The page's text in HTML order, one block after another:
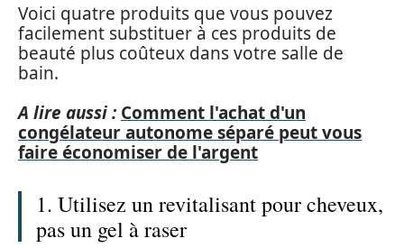
Voici quatre produits que vous pouvez
facilement substituer à ces produits de
beauté plus coûteux dans votre salle de
bain.
A lire aussi : Comment l'achat d'un
congélateur autonome séparé peut vous
faire économiser de l'argent
1. Utilisez un revitalisant pour cheveux,
pas un gel à raser